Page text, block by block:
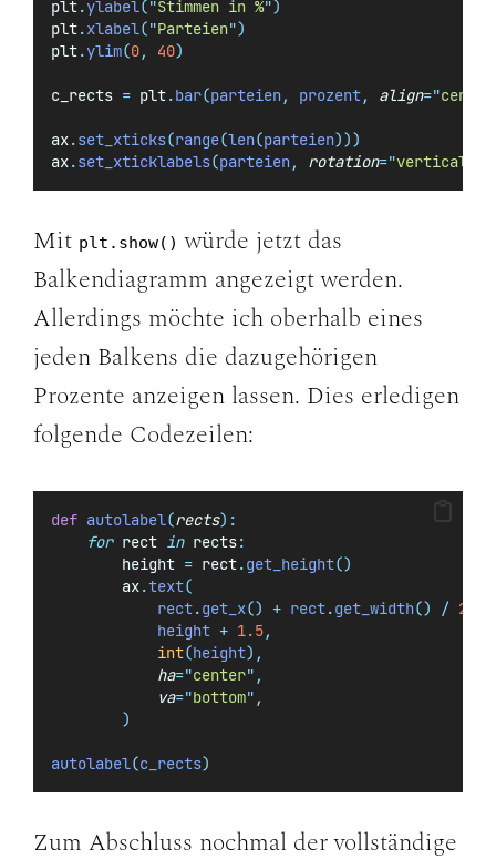
plt.ylabel("Stimmen in %")
plt.xlabel("Parteien")
plt.ylim(0, 40)
c_rects = plt.bar(parteien, prozent, align="center
ax.set_xticks(range(len(parteien)))
ax.set_xticklabels(parteien, rotation="vertical
Mit plt.show() würde jetzt das
Balkendiagramm angezeigt werden.
Allerdings möchte ich oberhalb eines
jeden Balkens die dazugehörigen
Prozente anzeigen lassen. Dies erledigen
folgende Codezeilen:
def autolabel(rects):
for rect in rects:
        height
= rect.get_height()
        ax
.text(
            rect
.get_x() + rect.get_width() / 2.0
            height
+ 1.5,
int(height),
ha="center" ,
va="bottom" ,
)
autolabel(c_rects)
Zum Abschluss nochmal der vollständige